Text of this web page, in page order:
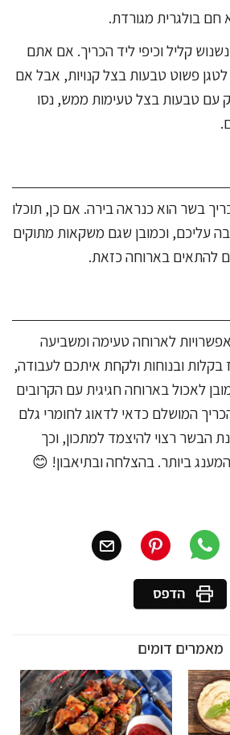
חם בולגרית מגורדת.
קליל וכיפי ליד הכריך. אם אתם
פשוט טבעות בצל קנויות, אבל אם
עם טבעות בצל טעימות ממש, נסו
בשר הוא כנראה בירה. אם כן, תוכלו
עליכם, וכמובן שגם משקאות מתוקים
להתאים בארוחה כזאת.
לארוחה טעימה ומשביעה
בקלות ובנוחות ולקחת איתכם לעבודה,
לאכול בארוחה חגיגית עם הקרובים
המושלם כדאי לדאוג לחומרי גלם
הבשר רצוי להיצמד למתכון, וכך
ביותר. בהצלחה ובתיאבון! 😊
מאמרים דומים